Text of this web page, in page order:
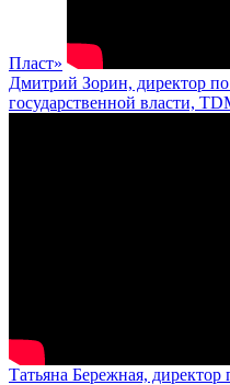
Пласт»
Дмитрий Зорин, директор по
государственной власти,
Татьяна Бережная,